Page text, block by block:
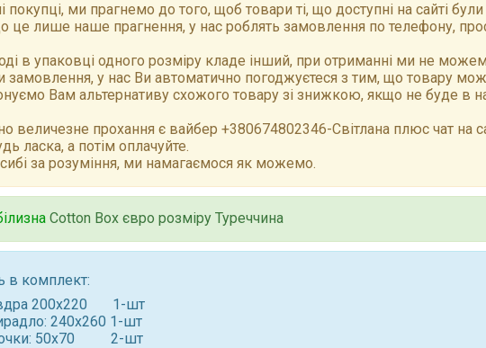
покупці, ми прагнемо до того, щоб товари ті, що доступні на сайті
це лише наше прагнення, у нас роблять замовлення по телефону,
в упаковці одного розміру кладе інший, при отриманні ми не
у нас Ви автоматично погоджуєтеся з тим, що товару
Вам альтернативу схожого товару зі знижкою, якщо не буде в
величезне прохання є вайбер +380674802346-Світлана плюс чат на
ласка, а потім оплачуйте.
за розуміння, ми намагаємося як можемо.
Cotton Box євро розміру Туреччина
в комплект:
200x220 1-шт
240x260 1-шт
50x70 2-шт